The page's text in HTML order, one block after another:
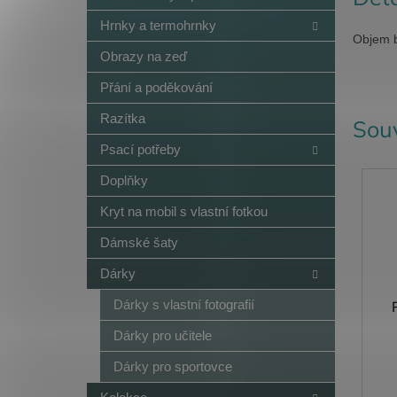
Hrnky a termohrnky
Obrazy na zeď
Přání a poděkování
Razítka
Psací potřeby
Doplňky
Kryt na mobil s vlastní fotkou
Dámské šaty
Dárky
Dárky s vlastní fotografií
Dárky pro učitele
Dárky pro sportovce
Objem